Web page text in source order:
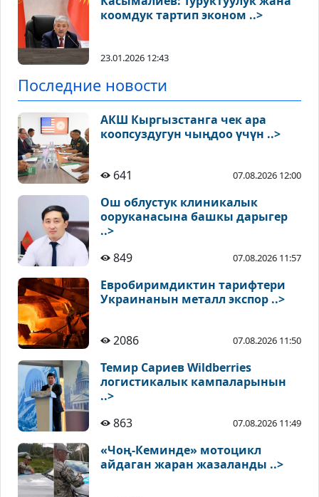
коомдук тартип эконом ..>
23.01.2026 12:43
Последние новости
АКШ Кыргызстанга чек ара
коопсуздугун чыңдоо үчүн ..>
641 07.08.2026 12:00
Ош облустук клиникалык
ооруканасына башкы дарыгер
..>
849
07.08.2026 11:57
Евробиримдиктин тарифтери
Украинанын металл экспор ..>
2086 07.08.2026 11:50
Темир Сариев Wildberries
логистикалык кампаларынын
..>
863
07.08.2026 11:49
«Чоң-Кеминде» мотоцикл
айдаган жаран жазаланды ..>